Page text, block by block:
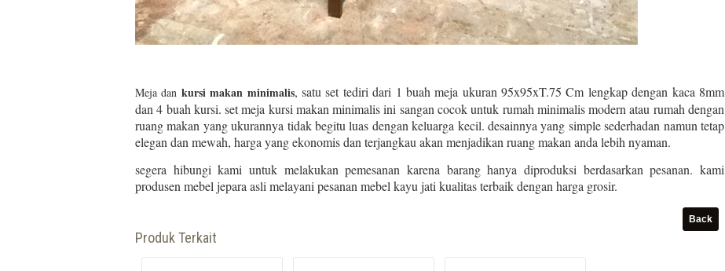
Meja dan kursi makan minimalis, satu set tediri dari 1 buah meja ukuran 95x95xT.75 Cm lengkap dengan kaca 8mm
dan 4 buah kursi. set meja kursi makan minimalis ini sangan cocok untuk rumah minimalis modern atau rumah dengan
ruang makan yang ukurannya tidak begitu luas dengan keluarga kecil. desainnya yang simple sederhadan namun tetap
elegan dan mewah, harga yang ekonomis dan terjangkau akan menjadikan ruang makan anda lebih nyaman.
segera hibungi kami untuk melakukan pemesanan karena barang hanya diproduksi berdasarkan pesanan. kami
produsen mebel jepara asli melayani pesanan mebel kayu jati kualitas terbaik dengan harga grosir.
Produk Terkait